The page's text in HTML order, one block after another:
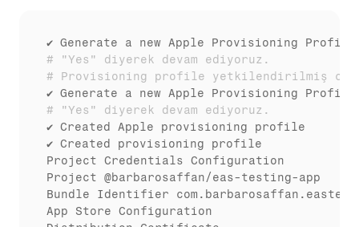
# "Yes" diyerek devam ediyoruz.
# Provisioning profile yetkilendirilmiş
# "Yes" diyerek devam ediyoruz.
✔ Created Apple provisioning profile
✔ Created provisioning profile
Project Credentials Configuration
Project @barbarosaffan/eas-testing-app
Bundle Identifier
App Store Configuration